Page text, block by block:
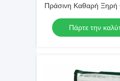
Πράσινη Καθαρή
σκόνη 100mesh
Πάρτε την